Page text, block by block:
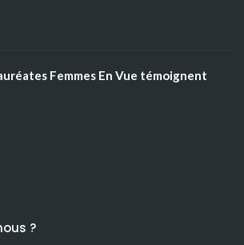
Femmes En Vue témoignent
?